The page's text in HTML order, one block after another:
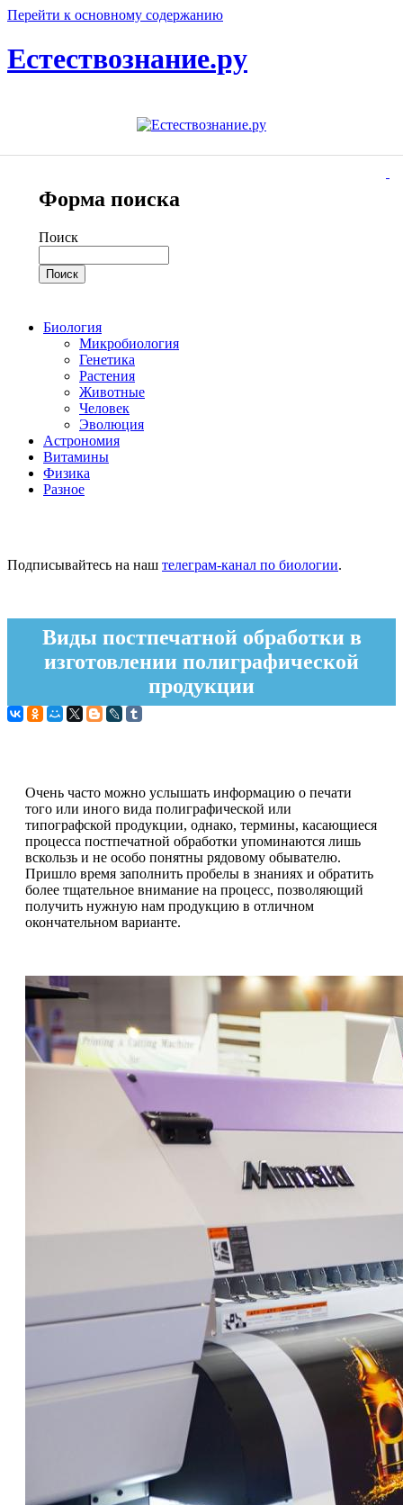
Перейти к основному содержанию
Естествознание.ру
Форма поиска
Поиск
Биология
Микробиология
Генетика
Растения
Животные
Человек
Эволюция
Астрономия
Витамины
Физика
Разное
Подписывайтесь на наш телеграм-канал по биологии.
Виды постпечатной обработки в
изготовлении полиграфической
продукции
Очень часто можно услышать информацию о печати
того или иного вида полиграфической или
типографской продукции, однако, термины, касающиеся
процесса постпечатной обработки упоминаются лишь
вскользь и не особо понятны рядовому обывателю.
Пришло время заполнить пробелы в знаниях и обратить
более тщательное внимание на процесс, позволяющий
получить нужную нам продукцию в отличном
окончательном варианте.